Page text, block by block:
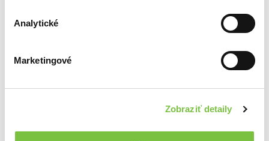
Analytické
Marketingové
Zobraziť detaily
Katie Scott
9,19€
33,70€
Ďalšie z kategórie Encyklopédie pre deti